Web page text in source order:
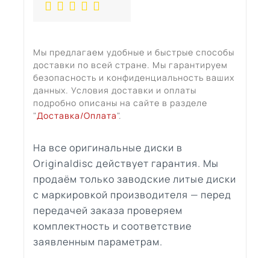
Мы предлагаем удобные и быстрые способы
доставки по всей стране. Мы гарантируем
безопасность и конфиденциальность ваших
данных. Условия доставки и оплаты
подробно описаны на сайте в разделе
"Доставка/Оплата".
На все оригинальные диски в
Originaldisc действует гарантия. Мы
продаём только заводские литые диски
с маркировкой производителя — перед
передачей заказа проверяем
комплектность и соответствие
заявленным параметрам.